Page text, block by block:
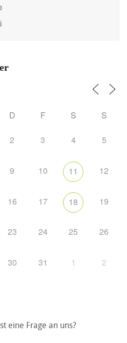
D F S S
2 3 4 5
9 10 11 12
16 17 18 19
23 24 25 26
30 31 1 2
eine Frage an uns?